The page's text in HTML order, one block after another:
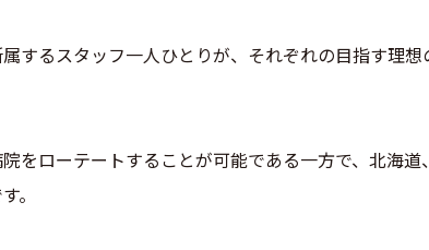
するスタッフ一人ひとりが、それぞれの目指す理
をローテートすることが可能である一方で、北海
。